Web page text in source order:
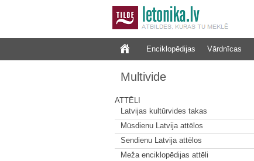
Enciklopēdijas Vārdnīcas
Multivide
ATTĒLI
Latvijas kultūrvides takas
Mūsdienu Latvija attēlos
Sendienu Latvija attēlos
Meža enciklopēdijas attēli